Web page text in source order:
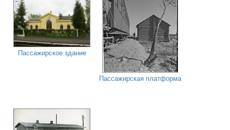
Пассажирское здание
Пассажирская платформа